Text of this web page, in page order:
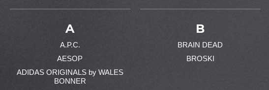
A
A.P.C.
AESOP
ADIDAS ORIGINALS by WALES
BONNER
B
BRAIN DEAD
BROSKI